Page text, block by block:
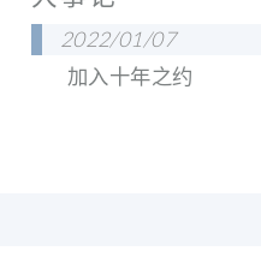
2022/01/07
加入十年之约